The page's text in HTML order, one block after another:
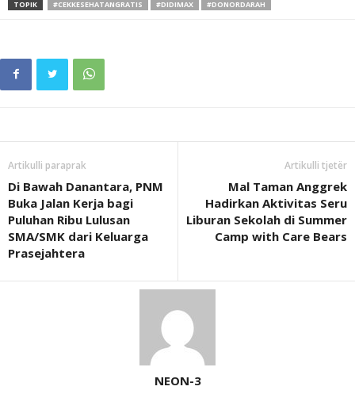
TOPIK #CEKKESEHATANGRATIS #DIDIMAX #DONORDARAH
Artikulli paraprak
Di Bawah Danantara, PNM
Buka Jalan Kerja bagi
Puluhan Ribu Lulusan
SMA/SMK dari Keluarga
Prasejahtera
Artikulli tjetër
Mal Taman Anggrek
Hadirkan Aktivitas Seru
Liburan Sekolah di Summer
Camp with Care Bears
NEON-3